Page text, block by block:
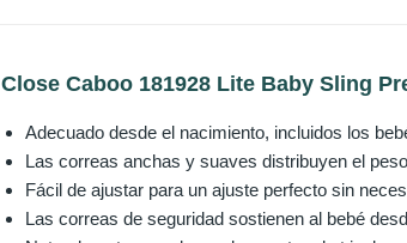
Close Caboo 181928 Lite Baby Sling
Adecuado desde el nacimiento, incluidos los
Las correas anchas y suaves distribuyen el
Fácil de ajustar para un ajuste perfecto sin
Las correas de seguridad sostienen al bebé